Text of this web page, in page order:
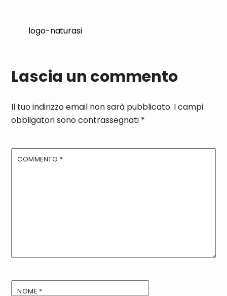
logo-naturasi
Lascia un commento
Il tuo indirizzo email non sarà pubblicato. I campi
obbligatori sono contrassegnati *
COMMENTO *
NOME *